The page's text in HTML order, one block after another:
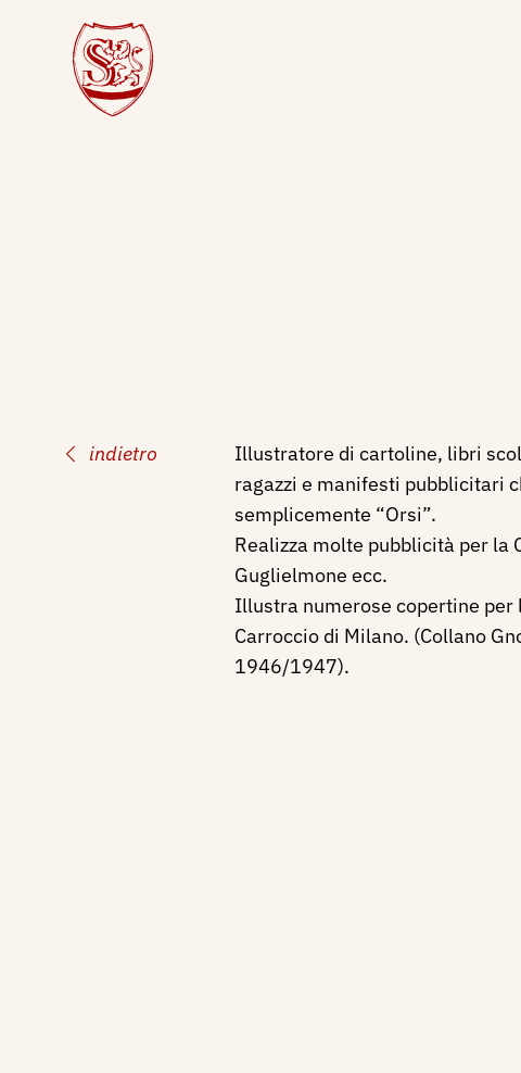
indietro
Illustratore di cartoline, libri
ragazzi e manifesti pubblicitari
semplicemente “Orsi”.
Realizza molte pubblicità per la
Guglielmone ecc.
Illustra numerose copertine per
Carroccio di Milano. (Collano
1946/1947).